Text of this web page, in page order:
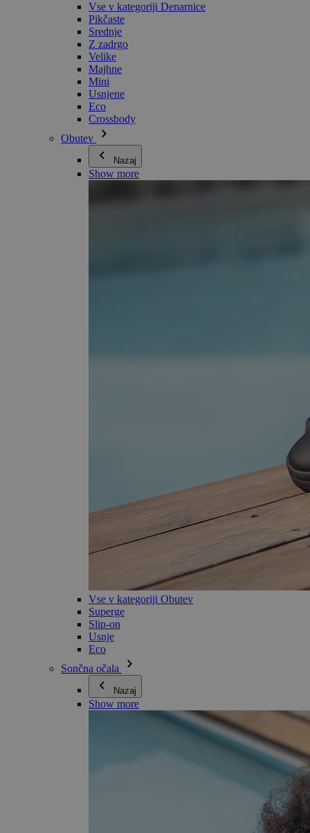
Vse v kategoriji Denarnice
Pikčaste
Srednje
Z zadrgo
Velike
Majhne
Mini
Usnjene
Eco
Crossbody
Obutev
Nazaj
Show more
Vse v kategoriji Obutev
Superge
Slip-on
Usnje
Eco
Sončna očala
Nazaj
Show more